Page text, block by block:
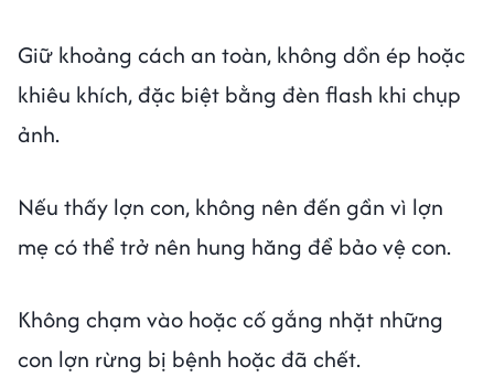
Giữ khoảng cách an toàn, không dồn ép hoặc
khiêu khích, đặc biệt bằng đèn flash khi chụp
ảnh.
Nếu thấy lợn con, không nên đến gần vì lợn
mẹ có thể trở nên hung hăng để bảo vệ con.
Không chạm vào hoặc cố gắng nhặt những
con lợn rừng bị bệnh hoặc đã chết.